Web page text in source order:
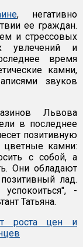
, негативно
ее граждан.
и стрессовых
увлечений и
время
камни,
звуков
Львова
в последнее
позитивную
цветные камни:
с собой, а
Они обладают
лад.
-
Татьяна.
роста цен и